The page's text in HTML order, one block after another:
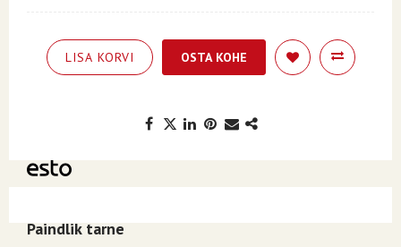
LISA KORVI OSTA KOHE
Paindlik tarne